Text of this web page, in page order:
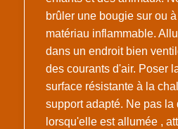
brûler une bougie sur ou
matériau inflammable.
dans un endroit bien
des courants d'air. Poser
surface résistante à la
support adapté. Ne pas la
lorsqu'elle est allumée ,